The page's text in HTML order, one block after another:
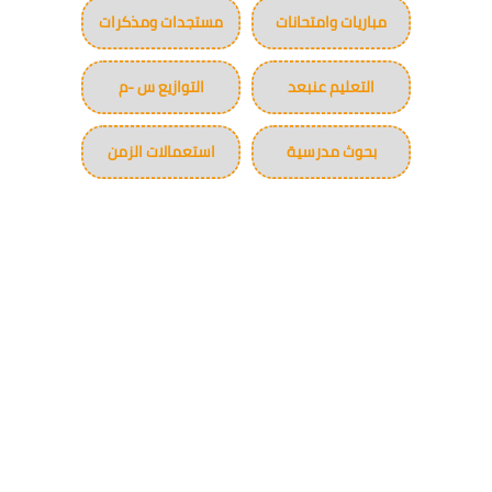
مباريات وامتحانات مستجدات ومذكرات
التعليم عنبعد التوازيع س -م
بحوث مدرسية استعمالات الزمن